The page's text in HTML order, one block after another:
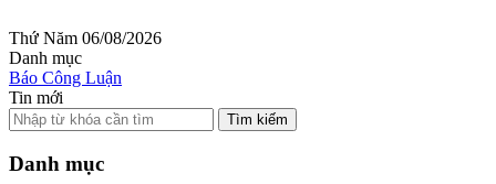
Thứ Năm 06/08/2026
Danh mục
Báo Công Luận
Tin mới
Tìm kiếm
Danh mục